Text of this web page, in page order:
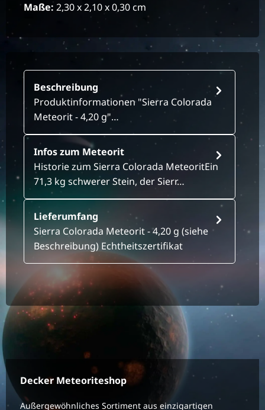
Maße: 2,30 x 2,10 x 0,30 cm
Beschreibung
Produktinformationen "Sierra Colorada
Meteorit - 4,20 g"…
Infos zum Meteorit
Historie zum Sierra Colorada MeteoritEin
71,3 kg schwerer Stein, der Sierr…
Lieferumfang
Sierra Colorada Meteorit - 4,20 g (siehe
Beschreibung) Echtheitszertifikat
Decker Meteoriteshop
Außergewöhnliches Sortiment aus einzigartigen